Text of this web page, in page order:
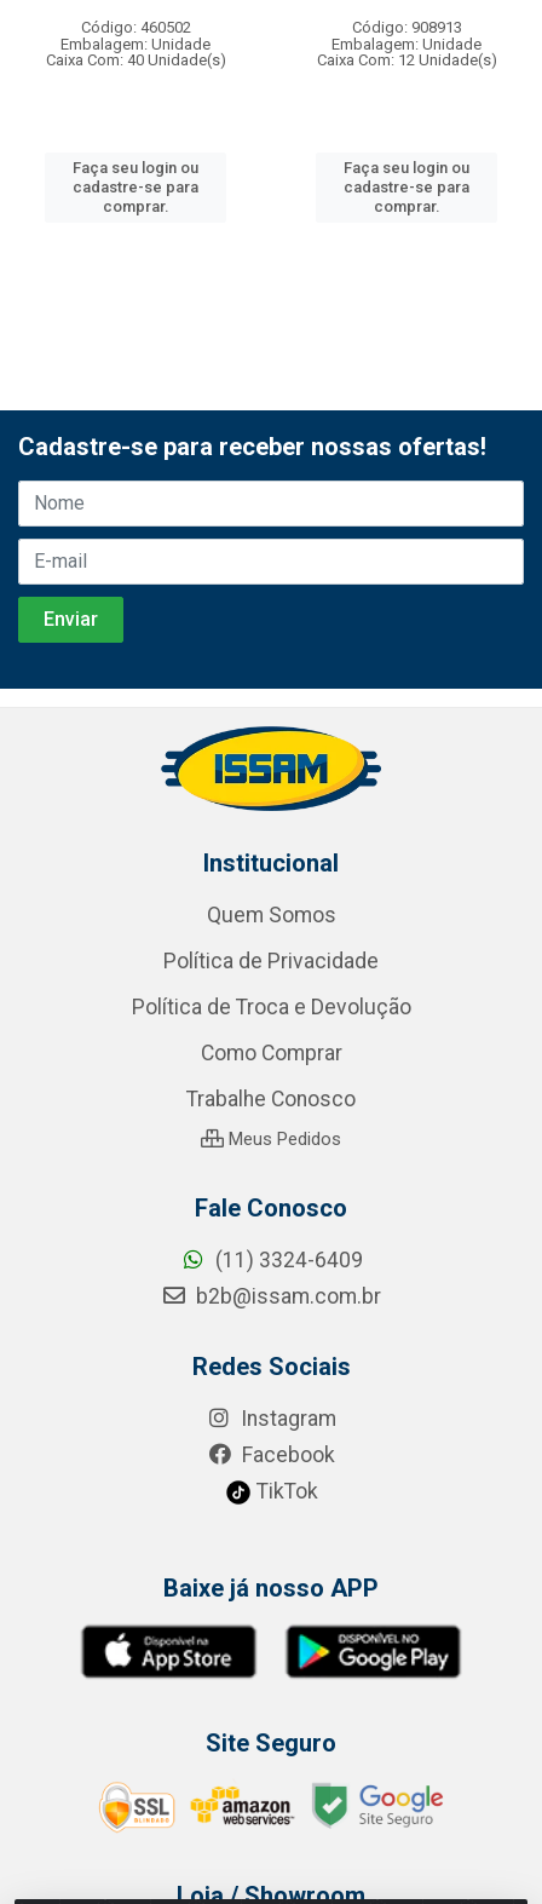
Código: 460502
Embalagem: Unidade
Caixa Com: 40 Unidade(s)
Faça seu login ou
cadastre-se para
comprar.
Código: 908913
Embalagem: Unidade
Caixa Com: 12 Unidade(s)
Faça seu login ou
cadastre-se para
comprar.
Cadastre-se para receber nossas ofertas!
Institucional
Quem Somos
Política de Privacidade
Política de Troca e Devolução
Como Comprar
Trabalhe Conosco
Meus Pedidos
Fale Conosco
(11) 3324-6409
b2b@issam.com.br
Redes Sociais
Instagram
Facebook
TikTok
Baixe já nosso APP
Site Seguro
Loja / Showroom